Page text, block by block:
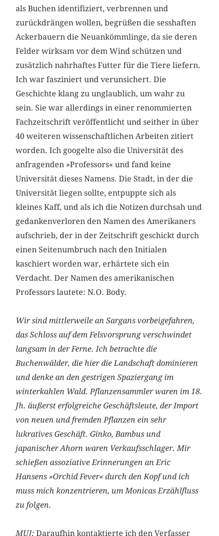
als Buchen identifiziert, verbrennen und
zurückdrängen wollen, begrüßen die sesshaften
Ackerbauern die Neuankömmlinge, da sie deren
Felder wirksam vor dem Wind schützen und
zusätzlich nahrhaftes Futter für die Tiere liefern.
Ich war fasziniert und verunsichert. Die
Geschichte klang zu unglaublich, um wahr zu
sein. Sie war allerdings in einer renommierten
Fachzeitschrift veröffentlicht und seither in über
40 weiteren wissenschaftlichen Arbeiten zitiert
worden. Ich googelte also die Universität des
anfragenden »Professors« und fand keine
Universität dieses Namens. Die Stadt, in der die
Universität liegen sollte, entpuppte sich als
kleines Kaff, und als ich die Notizen durchsah und
gedankenverloren den Namen des Amerikaners
aufschrieb, der in der Zeitschrift geschickt durch
einen Seitenumbruch nach den Initialen
kaschiert worden war, erhärtete sich ein
Verdacht. Der Namen des amerikanischen
Professors lautete: N.O. Body.
Wir sind mittlerweile an Sargans vorbeigefahren,
das Schloss auf dem Felsvorsprung verschwindet
langsam in der Ferne. Ich betrachte die
Buchenwälder, die hier die Landschaft dominieren
und denke an den gestrigen Spaziergang im
winterkahlen Wald. Pflanzensammler waren im 18.
Jh. äußerst erfolgreiche Geschäftsleute, der Import
von neuen und fremden Pflanzen ein sehr
lukratives Geschäft. Ginko, Bambus und
japanischer Ahorn waren Verkaufsschlager. Mir
schießen assoziative Erinnerungen an Eric
Hansens »Orchid Fever« durch den Kopf und ich
muss mich konzentrieren, um Monicas Erzählfluss
zu folgen.
MUJ: Daraufhin kontaktierte ich den Verfasser